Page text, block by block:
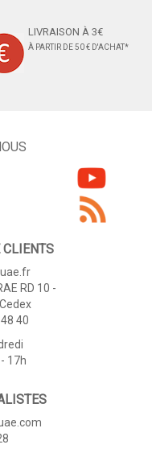
LIVRAISON À 3€
À PARTIR DE 50 € D'ACHAT*
CLIENTS
RD 10 -
40
17h